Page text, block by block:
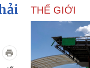
nghiệp
tin doanh nghiệp
THẾ GIỚI